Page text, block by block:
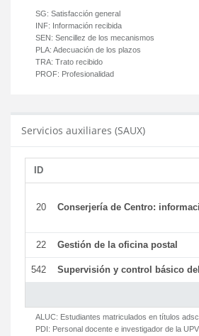
SG: Satisfacción general
INF: Información recibida
SEN: Sencillez de los mecanismos
PLA: Adecuación de los plazos
TRA: Trato recibido
PROF: Profesionalidad
Servicios auxiliares (SAUX)
ID
20 Conserjería de Centro:
22 Gestión de la oficina postal
542 Supervisión y control básico
ALUC: Estudiantes matriculados en títulos
PDI: Personal docente e investigador de la UPV